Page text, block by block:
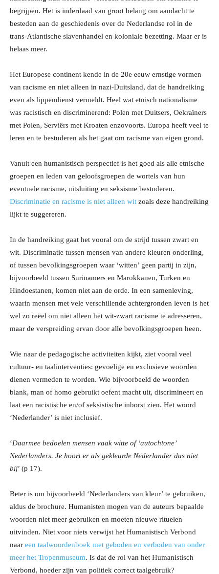
begrijpen. Het is inderdaad van groot belang om aandacht te
besteden aan de geschiedenis over de Nederlandse rol in de
trans-Atlantische slavenhandel en koloniale bezetting. Maar er is
helaas meer.
Het Europese continent kende in de 20e eeuw ernstige vormen
van racisme en niet alleen in nazi-Duitsland, dat de handreiking
even als lippendienst vermeldt. Heel wat etnisch nationalisme
was racistisch en discriminerend: Polen met Duitsers, Oekraïners
met Polen, Serviërs met Kroaten enzovoorts. Europa heeft veel te
leren en te bestuderen als het gaat om racisme van eigen grond.
Vanuit een humanistisch perspectief is het goed als alle etnische
groepen en leden van geloofsgroepen de wortels van hun
eventuele racisme, uitsluiting en seksisme bestuderen.
Discriminatie en racisme is niet alleen wit zoals deze handreiking
lijkt te suggereren.
In de handreiking gaat het vooral om de strijd tussen zwart en
wit. Discriminatie tussen mensen van andere kleuren onderling,
of tussen bevolkingsgroepen waar ‘witten’ geen partij in zijn,
bijvoorbeeld tussen Surinamers en Marokkanen, Turken en
Hindoestanen, komen niet aan de orde. In een samenleving,
waarin mensen met vele verschillende achtergronden leven is het
wel zo reëel om niet alleen het wit-zwart racisme te adresseren,
maar de verspreiding ervan door alle bevolkingsgroepen heen.
Wie naar de pedagogische activiteiten kijkt, ziet vooral veel
cultuur- en taalinterventies: gevoelige en exclusieve woorden
dienen vermeden te worden. Wie bijvoorbeeld de woorden
blank, man of homo gebruikt oefent macht uit, discrimineert en
laat een racistische en/of seksistische inborst zien. Het woord
‘Nederlander’ is niet inclusief.
‘Daarmee bedoelen mensen vaak witte of ‘autochtone’
Nederlanders. Je hoort er als gekleurde Nederlander dus niet
bij’ (p 17).
Beter is om bijvoorbeeld ‘Nederlanders van kleur’ te gebruiken,
aldus de brochure. Humanisten mogen van de auteurs bepaalde
woorden niet meer gebruiken en moeten nieuwe rituelen
uitvinden. Niet voor niets verwijst het Humanistisch Verbond
naar een taalwoordenboek met geboden en verboden van onder
meer het Tropenmuseum. Is dat de rol van het Humanistisch
Verbond, hoeder zijn van politiek correct taalgebruik?